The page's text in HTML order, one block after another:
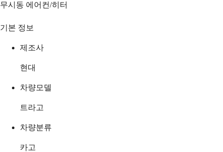
무시동 에어컨/히터
기본 정보
제조사
현대
차량모델
트라고
차량분류
카고